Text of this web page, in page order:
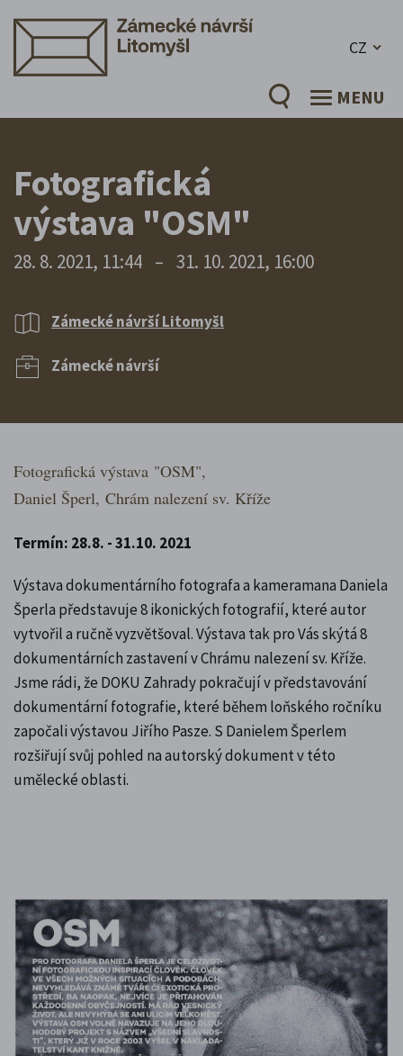
CZ
MENU
Fotografická
výstava "OSM"
28. 8. 2021, 11:44 – 31. 10. 2021, 16:00
Zámecké návrší Litomyšl
Zámecké návrší
Fotografická výstava "OSM",
Daniel Šperl, Chrám nalezení sv. Kříže
Termín: 28.8. - 31.10. 2021
Výstava dokumentárního fotografa a kameramana Daniela
Šperla představuje 8 ikonických fotografií, které autor
vytvořil a ručně vyzvětšoval. Výstava tak pro Vás skýtá 8
dokumentárních zastavení v Chrámu nalezení sv. Kříže.
Jsme rádi, že DOKU Zahrady pokračují v představování
dokumentární fotografie, které během loňského ročníku
započali výstavou Jiřího Pasze. S Danielem Šperlem
rozšiřují svůj pohled na autorský dokument v této
umělecké oblasti.